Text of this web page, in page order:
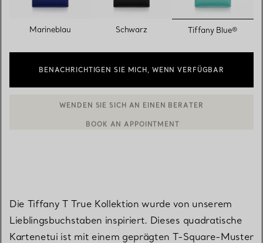
Marineblau Schwarz Tiffany Blue®
BENACHRICHTIGEN SIE MICH, WENN VERFÜGBAR
Die Tiffany T True Kollektion wurde von unserem
Lieblingsbuchstaben inspiriert. Dieses quadratische
Kartenetui ist mit einem geprägten T-Square-Muster